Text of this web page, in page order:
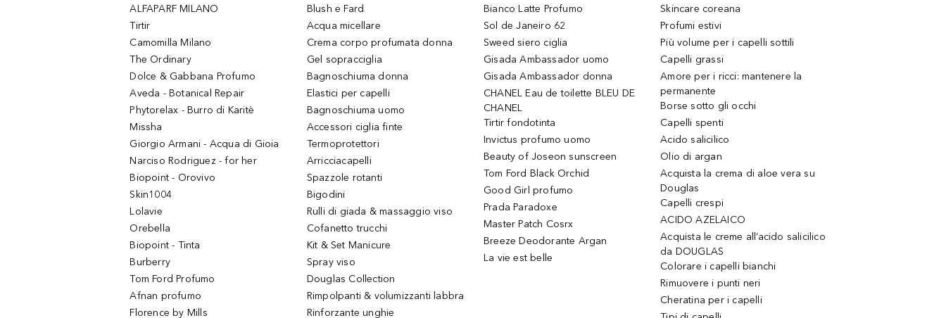
ALFAPARF MILANO
Tirtir
Camomilla Milano
The Ordinary
Dolce & Gabbana Profumo
Aveda - Botanical Repair
Phytorelax - Burro di Karitè
Missha
Giorgio Armani - Acqua di Gioia
Narciso Rodriguez - for her
Biopoint - Orovivo
Skin1004
Lolavie
Orebella
Biopoint - Tinta
Burberry
Tom Ford Profumo
Afnan profumo
Florence by Mills
Blush e Fard
Acqua micellare
Crema corpo profumata donna
Gel sopracciglia
Bagnoschiuma donna
Elastici per capelli
Bagnoschiuma uomo
Accessori ciglia finte
Termoprotettori
Arricciacapelli
Spazzole rotanti
Bigodini
Rulli di giada & massaggio viso
Cofanetto trucchi
Kit & Set Manicure
Spray viso
Douglas Collection
Rimpolpanti & volumizzanti labbra
Rinforzante unghie
Bianco Latte Profumo
Sol de Janeiro 62
Sweed siero ciglia
Gisada Ambassador uomo
Gisada Ambassador donna
CHANEL Eau de toilette BLEU DE
CHANEL
Tirtir fondotinta
Invictus profumo uomo
Beauty of Joseon sunscreen
Tom Ford Black Orchid
Good Girl profumo
Prada Paradoxe
Master Patch Cosrx
Breeze Deodorante Argan
La vie est belle
Skincare coreana
Profumi estivi
Più volume per i capelli sottili
Capelli grassi
Amore per i ricci: mantenere la
permanente
Borse sotto gli occhi
Capelli spenti
Acido salicilico
Olio di argan
Acquista la crema di aloe vera su
Douglas
Capelli crespi
ACIDO AZELAICO
Acquista le creme all’acido salicilico
da DOUGLAS
Colorare i capelli bianchi
Rimuovere i punti neri
Cheratina per i capelli